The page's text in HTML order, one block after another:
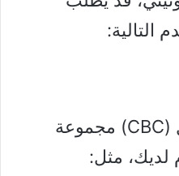
التالية:
يقيس تعداد الدم الكامل (CBC) مجموعة
لديك، مثل: